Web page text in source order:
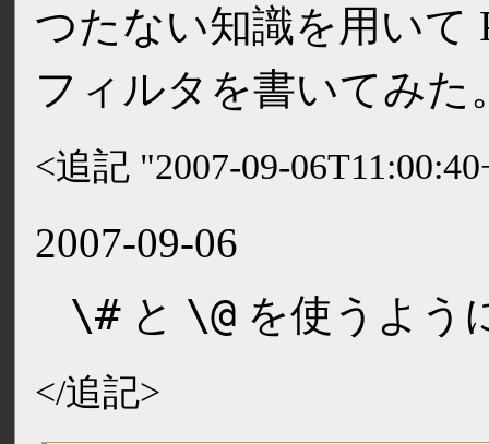
つたない知識を用いて
フィルタを書いてみた
2007-09-06
\#と \@を使うよう